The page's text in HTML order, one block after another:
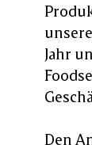
Jahr
Den